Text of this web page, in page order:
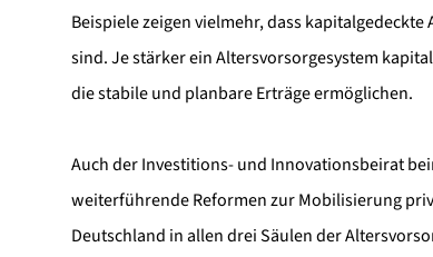
Beispiele zeigen vielmehr, dass
sind. Je stärker ein Altersvorsorgesystem
die stabile und planbare Erträge ermöglichen.
Auch der Investitions- und Innovationsbeirat
weiterführende Reformen zur Mobilisierung
Deutschland in allen drei Säulen der